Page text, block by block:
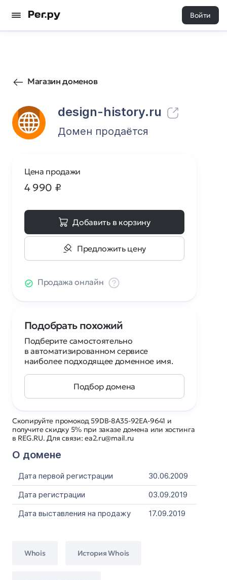
Войти
Магазин доменов
design-history.ru
95 0
Домен продаётся
Скопируйте промокод 59DB-8A35-92EA-9641 и
получите скидку 5% при заказе домена или хостинга
в REG.RU. Для связи: ea2.ru@mail.ru
О домене
Дата первой регистрации
30.06.2009
Дата регистрации
03.09.2019
Дата выставления на продажу
17.09.2019
Whois История Whois
Цена продажи
4 990 ₽
Добавить в корзину
Предложить цену
Продажа онлайн
Подобрать похожий
Подберите самостоятельно
в автоматизированном сервисе
наиболее подходящее доменное имя.
Подбор домена